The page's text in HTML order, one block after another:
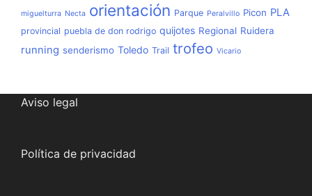
miguelturra Necta orientación Parque Peralvillo Picon PLA
provincial puebla de don rodrigo quijotes Regional Ruidera
running senderismo Toledo Trail trofeo Vicario
Aviso legal
Política de privacidad